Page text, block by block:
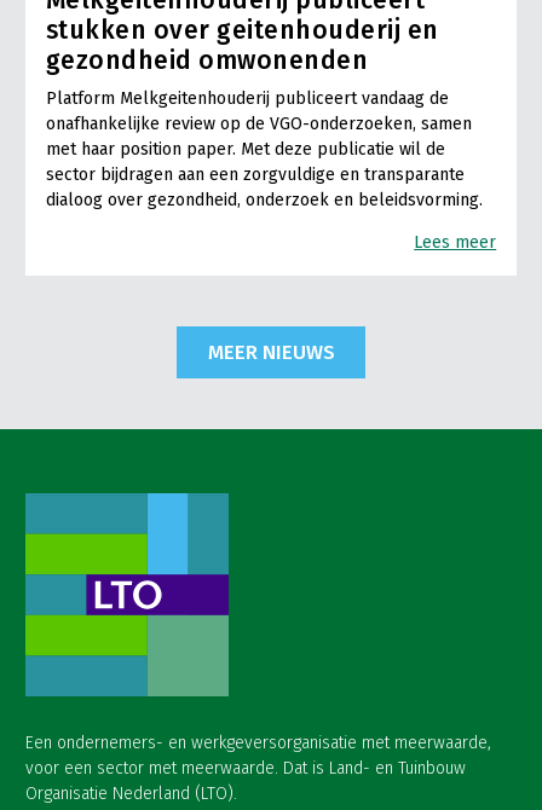
stukken over geitenhouderij en
gezondheid omwonenden
Platform Melkgeitenhouderij publiceert vandaag de
onafhankelijke review op de VGO-onderzoeken, samen
met haar position paper. Met deze publicatie wil de
sector bijdragen aan een zorgvuldige en transparante
dialoog over gezondheid, onderzoek en beleidsvorming.
Lees meer
MEER NIEUWS
Een ondernemers- en werkgeversorganisatie met meerwaarde,
voor een sector met meerwaarde. Dat is Land- en Tuinbouw
Organisatie Nederland (LTO).